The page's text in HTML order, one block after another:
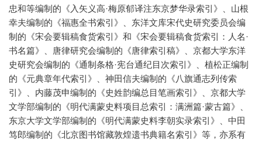
忠和等编制的《入矢义高·梅原郁译注东京梦华录索引》、山根
幸夫编制的《福惠全书索引》、东洋文库宋代史研究委员会编
制的《宋会要辑稿食货索引》和《宋会要辑稿食货索引：人名·
书名篇》、唐律研究会编制的《唐律索引稿》、京都大学东洋
史研究会编制的《通制条格·宪台通纪目次索引》、植松正编制
的《元典章年代索引》、神田信夫编制的《八旗通志列传索
引》、内藤茂申编制的《史姓韵编总目笔画索引》、京都大学
文学部编制的《明代满蒙史料项目总索引：满洲篇·蒙古篇》、
东京大学文学部编制的《明代满蒙史料李朝实录索引》、中田
笃郎编制的《北京图书馆藏敦煌遗书典籍名索引》等，亦系有